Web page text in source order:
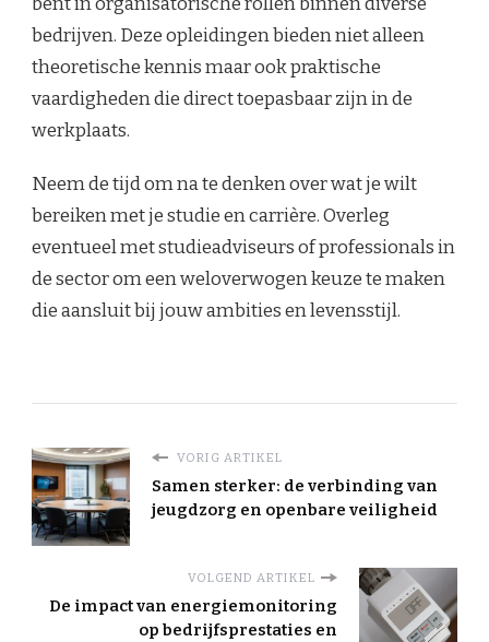
bedrijven. Deze opleidingen bieden niet alleen
theoretische kennis maar ook praktische
vaardigheden die direct toepasbaar zijn in de
werkplaats.
Neem de tijd om na te denken over wat je wilt
bereiken met je studie en carrière. Overleg
eventueel met studieadviseurs of professionals in
de sector om een weloverwogen keuze te maken
die aansluit bij jouw ambities en levensstijl.
VORIG ARTIKEL
Samen sterker: de verbinding van
jeugdzorg en openbare veiligheid
VOLGEND ARTIKEL
De impact van energiemonitoring
op bedrijfsprestaties en